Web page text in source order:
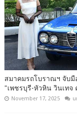
สมาคมรถโบราณฯ จับ
"เพชรบุรี-หัวหิน วินเทจ
November 17, 2025